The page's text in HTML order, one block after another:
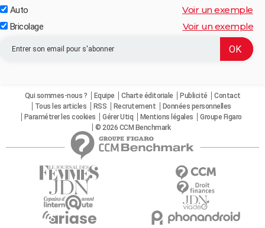
Auto Voir un exemple
Bricolage Voir un exemple
Qui sommes-nous ? Equipe Charte éditoriale Publicité
Contact
Tous les articles
RSS Recrutement
Données personnelles
Paramétrer les cookies
Gérer Utiq Mentions légales
Groupe Figaro
© 2026 CCM Benchmark